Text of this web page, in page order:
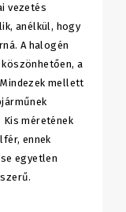
vezetés
anélkül, hogy
A halogén
a
mellett
méretének
ennek
egyetlen